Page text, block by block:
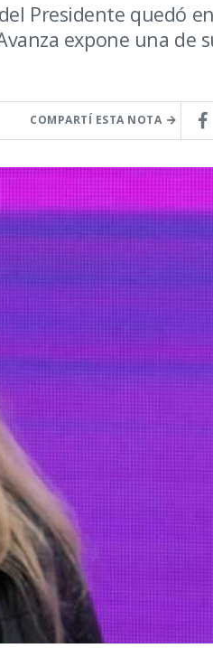
Presidente quedó
expone una de
COMPARTÍ ESTA NOTA